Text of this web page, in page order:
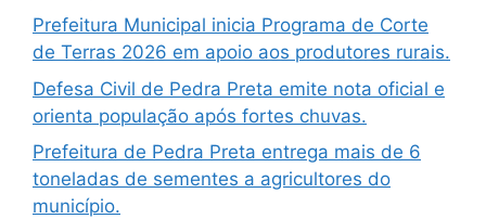
Prefeitura Municipal inicia Programa de Corte
de Terras 2026 em apoio aos produtores rurais.
Defesa Civil de Pedra Preta emite nota oficial e
orienta população após fortes chuvas.
Prefeitura de Pedra Preta entrega mais de 6
toneladas de sementes a agricultores do
município.